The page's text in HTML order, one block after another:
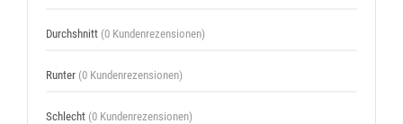
Durchshnitt (0 Kundenrezensionen)
Runter (0 Kundenrezensionen)
Schlecht (0 Kundenrezensionen)